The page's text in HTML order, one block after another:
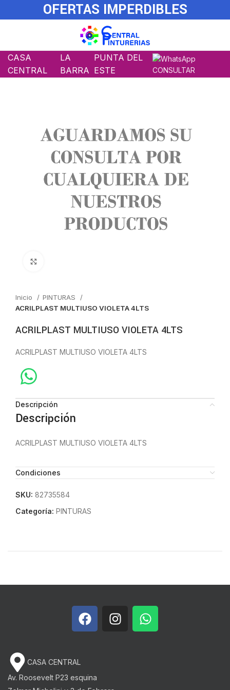
OFERTAS IMPERDIBLES
CASA
CENTRAL
LA
BARRA
PUNTA DEL
ESTE
CONSULTAR
Inicio
PINTURAS
ACRILPLAST MULTIUSO VIOLETA 4LTS
ACRILPLAST MULTIUSO VIOLETA 4LTS
ACRILPLAST MULTIUSO VIOLETA 4LTS
Descripción
Descripción
ACRILPLAST MULTIUSO VIOLETA 4LTS
Condiciones
SKU: 82735584
Categoría: PINTURAS
CASA CENTRAL
Av. Roosevelt P23 esquina